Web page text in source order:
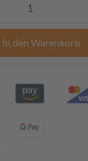
In den Warenkorb